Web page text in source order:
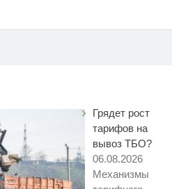
Грядет рост
тарифов на
вывоз ТБО?
06.08.2026
Механизмы